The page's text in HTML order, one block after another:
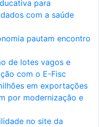
para
com a saúde
pautam encontro
de lotes vagos e
com o E-Fisc
em exportações
por modernização e
no site da